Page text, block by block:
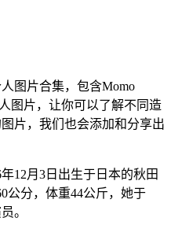
图片合集，包含Momo
图片，让你可以了解不同造
片，我们也会添加和分享出
12月3日出生于日本的秋田
公分，体重44公斤，她于
。